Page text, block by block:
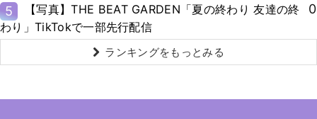
5
【写真】THE BEAT GARDEN「夏の終わり 友達の終
わり」TikTokで一部先行配信
0
ランキングをもっとみる